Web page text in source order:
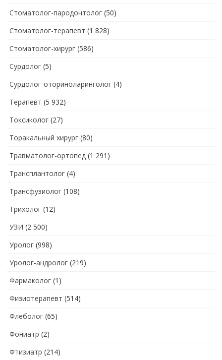
Стоматолог-пародонтолог (50)
Стоматолог-терапевт (1 828)
Стоматолог-хирург (586)
Сурдолог (5)
Сурдолог-оториноларинголог (4)
Терапевт (5 932)
Токсиколог (27)
Торакальный хирург (80)
Травматолог-ортопед (1 291)
Трансплантолог (4)
Трансфузиолог (108)
Трихолог (12)
УЗИ (2 500)
Уролог (998)
Уролог-андролог (219)
Фармаколог (1)
Физиотерапевт (514)
Флеболог (65)
Фониатр (2)
Фтизиатр (214)